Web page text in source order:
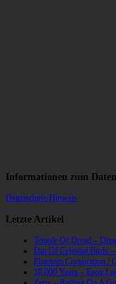
Informationen zum
Datenschutz-Hinweis
Letzte Artikel
Temple Of Dread –
Din Of Celestial Birds
Phantom Corporation /
10,000 Years – Esox